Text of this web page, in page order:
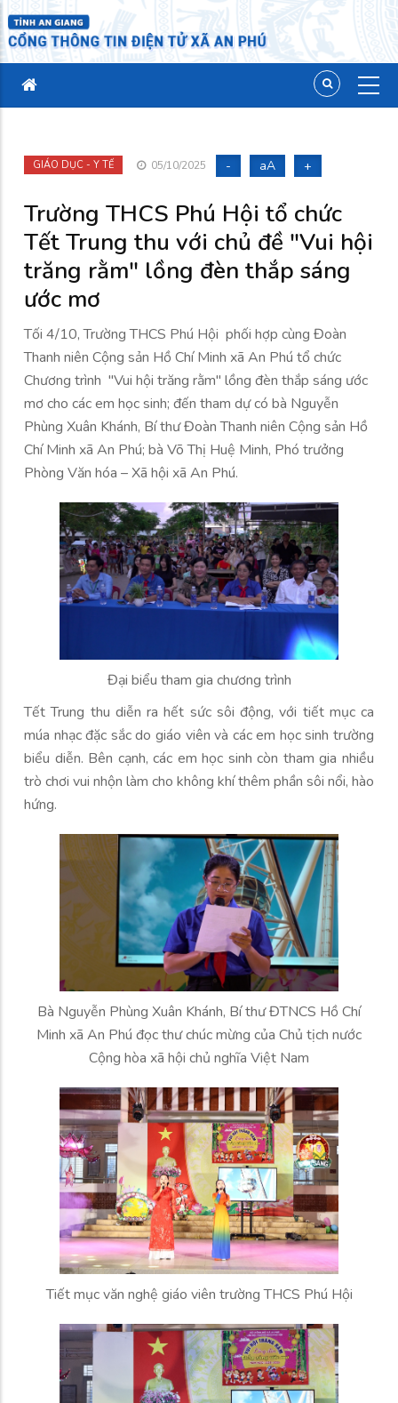
GIÁO DỤC - Y TẾ 05/10/2025 - aA +
Trường THCS Phú Hội tổ chức
Tết Trung thu với chủ đề "Vui hội
trăng rằm" lồng đèn thắp sáng
ước mơ
Tối 4/10, Trường THCS Phú Hội phối hợp cùng Đoàn
Thanh niên Cộng sản Hồ Chí Minh xã An Phú tổ chức
Chương trình "Vui hội trăng rằm" lồng đèn thắp sáng ước
mơ cho các em học sinh; đến tham dự có bà Nguyễn
Phùng Xuân Khánh, Bí thư Đoàn Thanh niên Cộng sản Hồ
Chí Minh xã An Phú; bà Võ Thị Huệ Minh, Phó trưởng
Phòng Văn hóa – Xã hội xã An Phú.
Đại biểu tham gia chương trình
Tết Trung thu diễn ra hết sức sôi động, với tiết mục ca
múa nhạc đặc sắc do giáo viên và các em học sinh trường
biểu diễn. Bên cạnh, các em học sinh còn tham gia nhiều
trò chơi vui nhộn làm cho không khí thêm phần sôi nổi, hào
hứng.
Bà Nguyễn Phùng Xuân Khánh, Bí thư ĐTNCS Hồ Chí
Minh xã An Phú đọc thư chúc mừng của Chủ tịch nước
Cộng hòa xã hội chủ nghĩa Việt Nam
Tiết mục văn nghệ giáo viên trường THCS Phú Hội